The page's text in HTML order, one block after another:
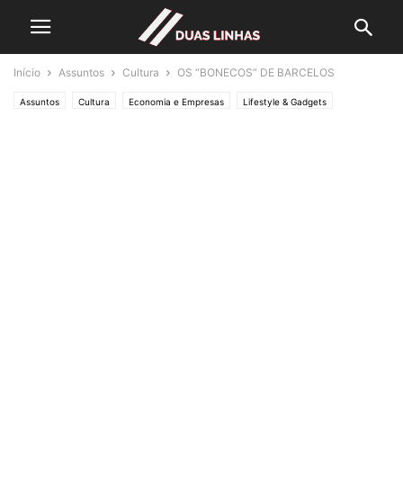
Início Assuntos Cultura OS “BONECOS” DE BARCELOS
Assuntos Cultura Economia e Empresas Lifestyle & Gadgets